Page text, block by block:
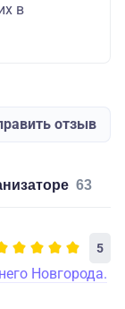
в
отзыв
63
5
Новгорода.